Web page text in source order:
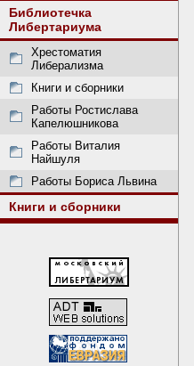
Библиотечка
Либертариума
Хрестоматия
Либерализма
Книги и сборники
Работы Ростислава
Капелюшникова
Работы Виталия
Найшуля
Работы Бориса Львина
Книги и сборники